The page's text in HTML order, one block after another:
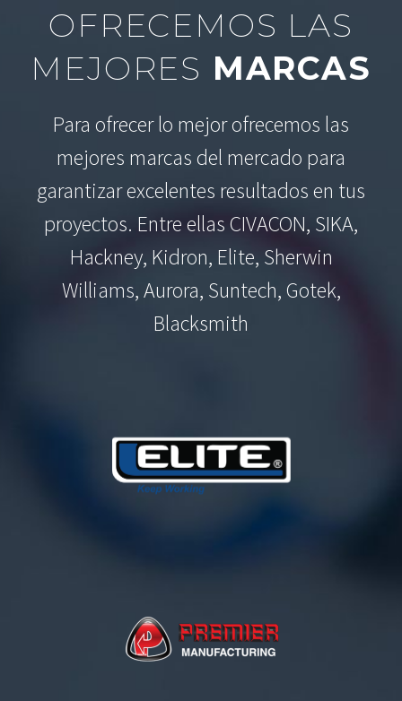
OFRECEMOS LAS
MEJORES MARCAS
Para ofrecer lo mejor ofrecemos las
mejores marcas del mercado para
garantizar excelentes resultados en tus
proyectos. Entre ellas CIVACON, SIKA,
Hackney, Kidron, Elite, Sherwin
Williams, Aurora, Suntech, Gotek,
Blacksmith